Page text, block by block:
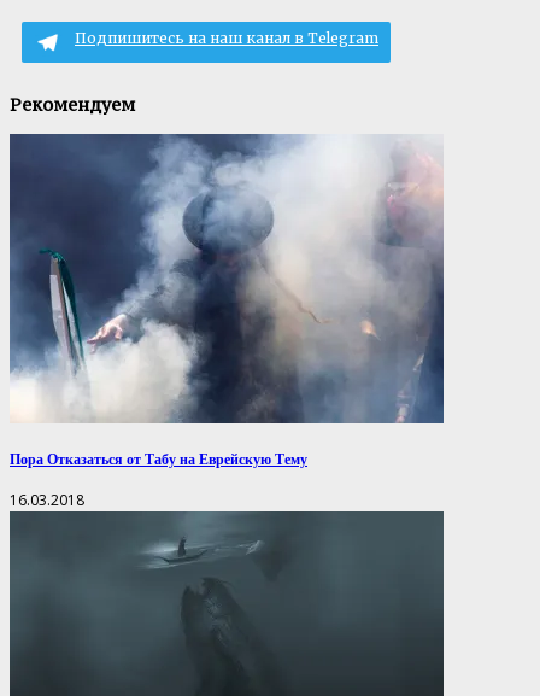
Подпишитесь на наш канал в Telegram
Рекомендуем
Пора Отказаться от Табу на Еврейскую Тему
16.03.2018